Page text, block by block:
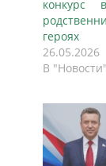
конкурс
героях
26.05.2026
В "Новости"